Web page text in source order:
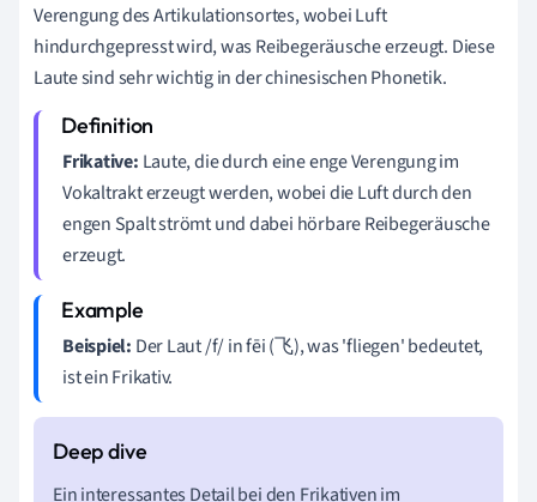
Verengung des Artikulationsortes, wobei Luft
hindurchgepresst wird, was Reibegeräusche erzeugt. Diese
Laute sind sehr wichtig in der chinesischen Phonetik.
Frikative: Laute, die durch eine enge Verengung im
Vokaltrakt erzeugt werden, wobei die Luft durch den
engen Spalt strömt und dabei hörbare Reibegeräusche
erzeugt.
Beispiel: Der Laut /f/ in fēi (飞), was 'fliegen' bedeutet,
ist ein Frikativ.
Ein interessantes Detail bei den Frikativen im